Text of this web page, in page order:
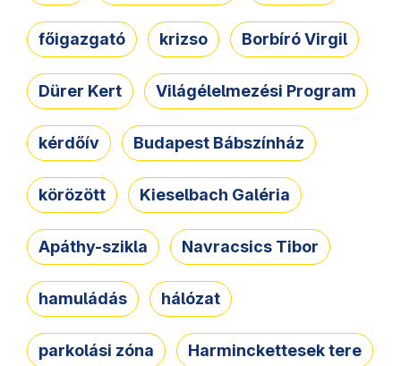
főigazgató krizso Borbíró Virgil
Dürer Kert Világélelmezési Program
kérdőív Budapest Bábszínház
körözött Kieselbach Galéria
Apáthy-szikla Navracsics Tibor
hamuládás hálózat
parkolási zóna Harminckettesek tere